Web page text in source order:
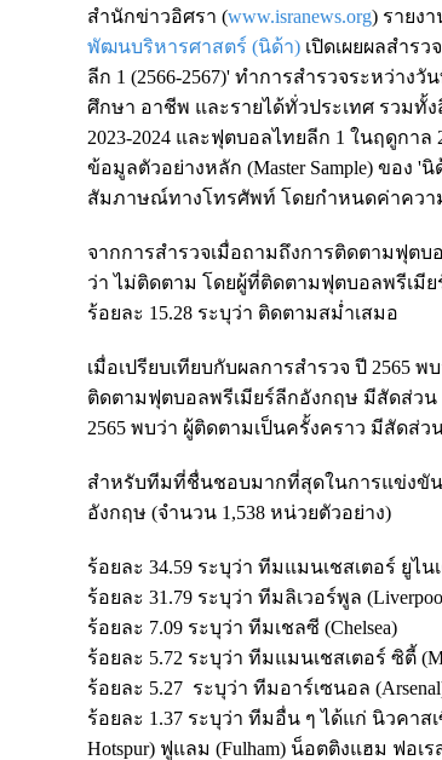
สำนักข่าวอิศรา (www.isranews.org) รายง
พัฒนบริหารศาสตร์ (นิด้า) เปิดเผยผลสำร
ลีก 1 (2566-2567)' ทำการสำรวจระหว่า
ศึกษา อาชีพ และรายได้ทั่วประเทศ รวมทั้
2023-2024 และฟุตบอลไทยลีก 1 ในฤดูกา
ข้อมูลตัวอย่างหลัก (Master Sample) ของ '
สัมภาษณ์ทางโทรศัพท์ โดยกำหนดค่าควา
จากการสำรวจเมื่อถามถึงการติดตามฟุตบ
ว่า ไม่ติดตาม โดยผู้ที่ติดตามฟุตบอลพรีเมีย
ร้อยละ 15.28 ระบุว่า ติดตามสม่ำเสมอ
เมื่อเปรียบเทียบกับผลการสำรวจ ปี 2565
ติดตามฟุตบอลพรีเมียร์ลีกอังกฤษ มีสัดส่วน
2565 พบว่า ผู้ติดตามเป็นครั้งคราว มีสัด
สำหรับทีมที่ชื่นชอบมากที่สุดในการแข่งขัน
อังกฤษ (จำนวน 1,538 หน่วยตัวอย่าง)
ร้อยละ 34.59 ระบุว่า ทีมแมนเชสเตอร์ ยูไนเ
ร้อยละ 31.79 ระบุว่า ทีมลิเวอร์พูล
ร้อยละ 7.09 ระบุว่า ทีมเชลซี (Chelsea)
ร้อยละ 5.72 ระบุว่า ทีมแมนเชสเตอร์ ซิตี้
ร้อยละ 5.27 ระบุว่า ทีมอาร์เซนอล
ร้อยละ 1.37 ระบุว่า ทีมอื่น ๆ ได้แก่ นิวคาสเ
Hotspur) ฟูแลม (Fulham) น็อตติงแฮม ฟอเร